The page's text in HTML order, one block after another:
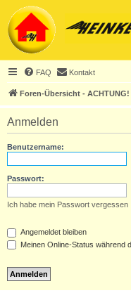
FAQ Kontakt
Foren-Übersicht -
Anmelden
Benutzername:
Passwort:
Ich habe mein Passwort vergessen
Angemeldet bleiben
Meinen Online-Status während